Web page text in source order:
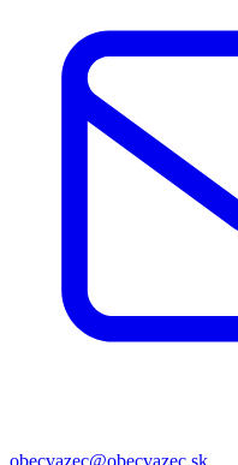
obecvazec@obecvazec.sk